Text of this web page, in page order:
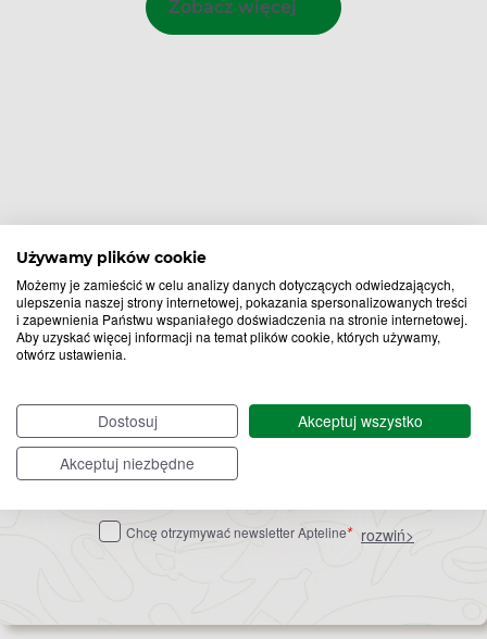
Używamy plików cookie
Możemy je zamieścić w celu analizy danych dotyczących odwiedzających,
ulepszenia naszej strony internetowej, pokazania spersonalizowanych treści
i zapewnienia Państwu wspaniałego doświadczenia na stronie internetowej.
Aby uzyskać więcej informacji na temat plików cookie, których używamy,
otwórz ustawienia.
Dostosuj
Akceptuj wszystko
Akceptuj niezbędne
Zobacz więcej
zapisz się na nasz newsletter!
Zapisz
do
Chcę otrzymywać newsletter Apteline* rozwiń>